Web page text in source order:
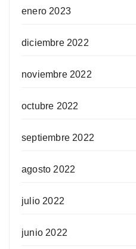
enero 2023
diciembre 2022
noviembre 2022
octubre 2022
septiembre 2022
agosto 2022
julio 2022
junio 2022